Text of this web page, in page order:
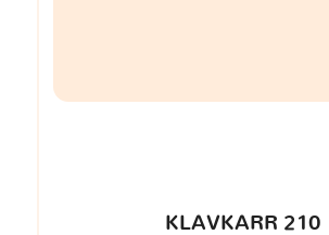
KLAVKARR 210